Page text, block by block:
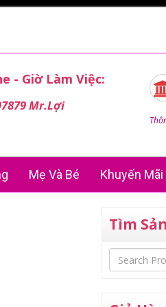
- Giờ Làm Việc:
Mr.Lợi
Mẹ Và Bé Khuyến Mãi
Tìm